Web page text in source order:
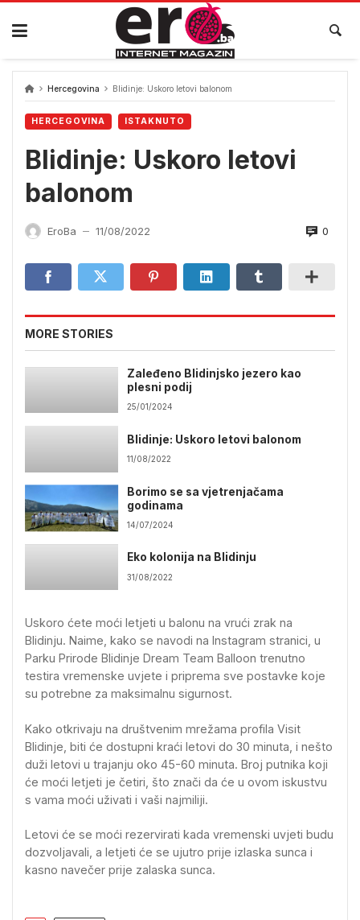
Skip
content
Hercegovina Blidinje: Uskoro letovi balonom
HERCEGOVINA ISTAKNUTO
Blidinje: Uskoro letovi
balonom
EroBa — 11/08/2022 0
MORE STORIES
Zaleđeno Blidinjsko jezero kao
plesni podij
25/01/2024
Blidinje: Uskoro letovi balonom
11/08/2022
Borimo se sa vjetrenjačama
godinama
14/07/2024
Eko kolonija na Blidinju
31/08/2022
Uskoro ćete moći letjeti u balonu na vrući zrak na
Blidinju. Naime, kako se navodi na Instagram stranici, u
Parku Prirode Blidinje Dream Team Balloon trenutno
testira vremenske uvjete i priprema sve postavke koje
su potrebne za maksimalnu sigurnost.
Kako otkrivaju na društvenim mrežama profila Visit
Blidinje, biti će dostupni kraći letovi do 30 minuta, i nešto
duži letovi u trajanju oko 45-60 minuta. Broj putnika koji
će moći letjeti je četiri, što znači da će u ovom iskustvu
s vama moći uživati i vaši najmiliji.
Letovi će se moći rezervirati kada vremenski uvjeti budu
dozvoljavali, a letjeti će se ujutro prije izlaska sunca i
kasno navečer prije zalaska sunca.